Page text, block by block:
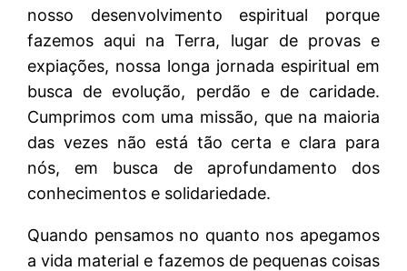
nosso desenvolvimento espiritual porque
fazemos aqui na Terra, lugar de provas e
expiações, nossa longa jornada espiritual em
busca de evolução, perdão e de caridade.
Cumprimos com uma missão, que na maioria
das vezes não está tão certa e clara para
nós, em busca de aprofundamento dos
conhecimentos e solidariedade.
Quando pensamos no quanto nos apegamos
a vida material e fazemos de pequenas coisas